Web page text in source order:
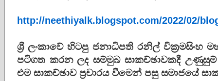
http://neethiyalk.blogspot.com/2022/02/
ශ්‍රී ලංකාවේ හිටපු ජනාධිපති රනිල් වික්‍රමසිංහ
පටිගත කරන ලද සම්මුඛ සාකච්ඡාවකදී
එම සාකච්ඡාව ප්‍රචාරය වීමෙන් පසු සමාජයේ